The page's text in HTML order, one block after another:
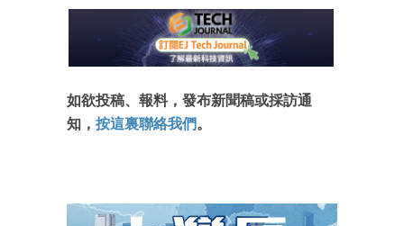
如欲投稿、報料，發布新聞稿或採訪通
知， 按這裏聯絡我們。
最新資訊（附創業懶人包）
箱！